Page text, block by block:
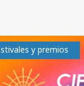
y premios